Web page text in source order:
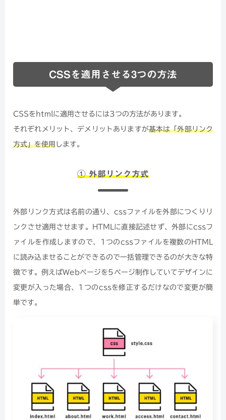
CSSを適用させる3つの方法
CSSをhtmlに適用させるには3つの方法があります。
それぞれメリット、デメリットありますが基本は「外部リンク
方式」を使用 します。
① 外部リンク方式
外部リンク方式は名前の通り、cssファイルを外部につくりリ
ンクさせ適用させます。HTMLに直接記述せず、外部にcssフ
ァイルを作成しますので、1つのcssファイルを複数のHTML
に読み込ませることができるので一括管理できるのが大きな特
徴です。例えばWebページを5ページ制作していてデザインに
変更が入った場合、1つのcssを修正するだけなので変更が簡
単です。